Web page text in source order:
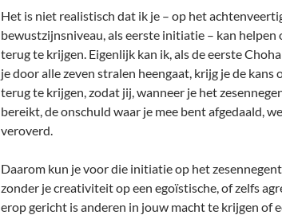
Het is niet realistisch dat ik je – op het
bewustzijnsniveau, als eerste initiatie – kan helpen
terug te krijgen. Eigenlijk kan ik, als de eerste
je door alle zeven stralen heengaat, krijg je de kans
terug te krijgen, zodat jij, wanneer je het
bereikt, de onschuld waar je mee bent afgedaald,
veroverd.
Daarom kun je voor die initiatie op het
zonder je creativiteit op een egoïstische, of zelfs
erop gericht is anderen in jouw macht te krijgen of